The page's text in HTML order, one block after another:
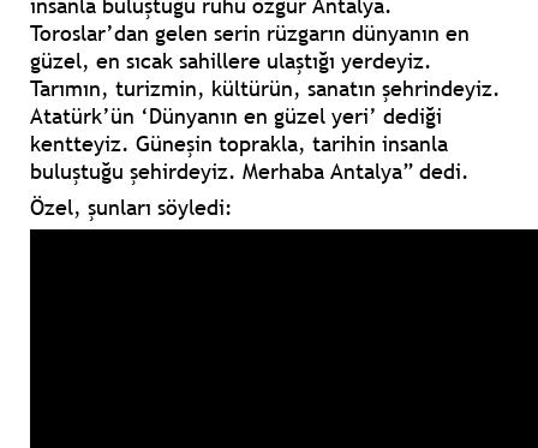
insanla buluştuğu ruhu özgür Antalya.
Toroslar’dan gelen serin rüzgarın dünyanın en
güzel, en sıcak sahillere ulaştığı yerdeyiz.
Tarımın, turizmin, kültürün, sanatın şehrindeyiz.
Atatürk’ün ‘Dünyanın en güzel yeri’ dediği
kentteyiz. Güneşin toprakla, tarihin insanla
buluştuğu şehirdeyiz. Merhaba Antalya” dedi.
Özel, şunları söyledi: